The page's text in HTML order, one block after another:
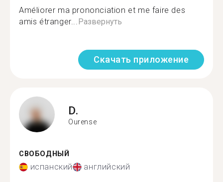
Améliorer ma prononciation et me faire des
amis étranger... Развернуть
Скачать приложение
D.
Ourense
СВОБОДНЫЙ
испанский английский